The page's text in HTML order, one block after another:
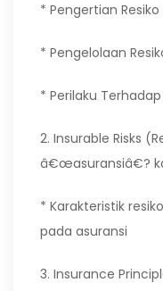
* Pengertian Resiko
* Pengelolaan
* Perilaku Terhadap
2. Insurable Risks
â€œasuransiâ€?
* Karakteristik
pada asuransi
3. Insurance